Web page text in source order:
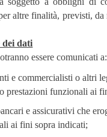
altre finalità, previsti, da
dei dati
essere comunicati a:
e commercialisti o altri
prestazioni funzionali ai
e assicurativi che
ai fini sopra indicati;